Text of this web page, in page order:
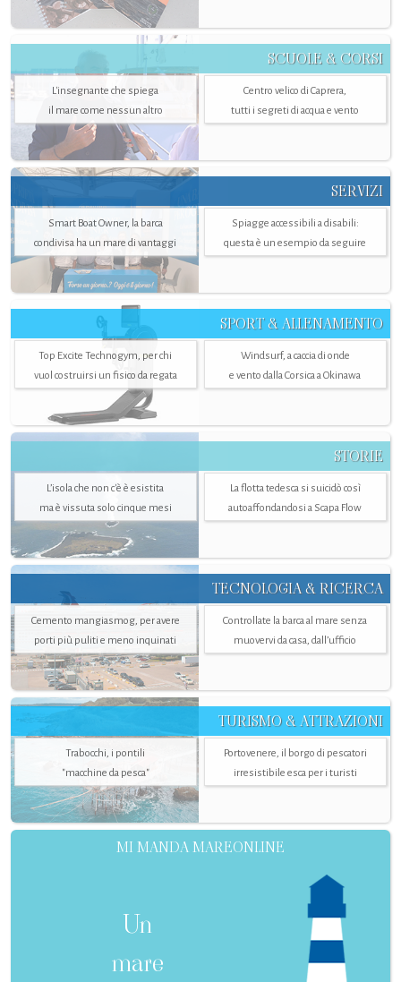
SCUOLE & CORSI
L'insegnante che spiega
il mare come nessun altro
Centro velico di Caprera,
tutti i segreti di acqua e vento
SERVIZI
Smart Boat Owner, la barca
condivisa ha un mare di vantaggi
Spiagge accessibili a disabili:
questa è un esempio da seguire
SPORT & ALLENAMENTO
Top Excite Technogym, per chi
vuol costruirsi un fisico da regata
Windsurf, a caccia di onde
e vento dalla Corsica a Okinawa
STORIE
L’isola che non c'è è esistita
ma è vissuta solo cinque mesi
La flotta tedesca si suicidò così
autoaffondandosi a Scapa Flow
TECNOLOGIA & RICERCA
Cemento mangiasmog, per avere
porti più puliti e meno inquinati
Controllate la barca al mare senza
muovervi da casa, dall’ufficio
TURISMO & ATTRAZIONI
Trabocchi, i pontili
"macchine da pesca"
Portovenere, il borgo di pescatori
irresistibile esca per i turisti
MI MANDA MAREONLINE
Un
mare